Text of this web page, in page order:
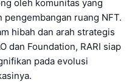
oleh komunitas yang
ruang NFT.
hibah dan arah strategis
dan Foundation, RARI siap
pada evolusi